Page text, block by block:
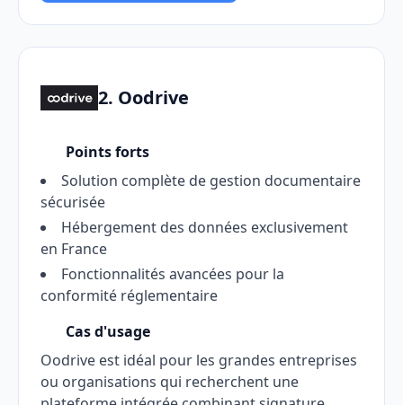
2. Oodrive
Points forts
Solution complète de gestion documentaire
sécurisée
Hébergement des données exclusivement
en France
Fonctionnalités avancées pour la
conformité réglementaire
Cas d'usage
Oodrive est idéal pour les grandes entreprises
ou organisations qui recherchent une